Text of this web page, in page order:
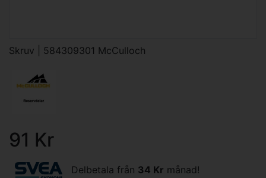
Skruv | 584309301 McCulloch
91 Kr
Delbetala från 34 Kr månad!